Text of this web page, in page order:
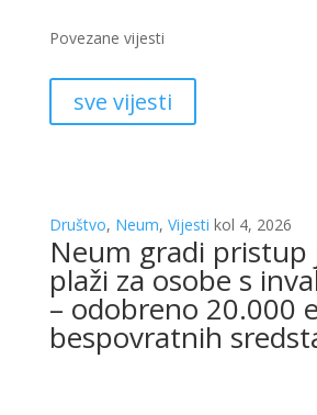
Povezane vijesti
sve vijesti
Društvo, Neum, Vijesti kol 4, 2026
Neum gradi pristup
plaži za osobe s
– odobreno 20.000
bespovratnih